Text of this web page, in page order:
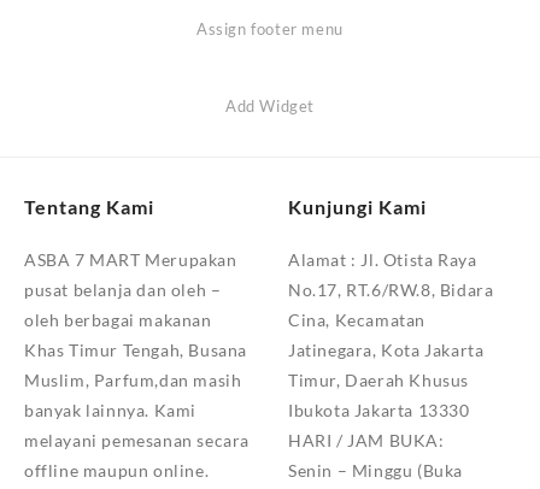
Assign footer menu
Add Widget
Tentang Kami
ASBA 7 MART Merupakan
pusat belanja dan oleh –
oleh berbagai makanan
Khas Timur Tengah, Busana
Muslim, Parfum,dan masih
banyak lainnya. Kami
melayani pemesanan secara
offline maupun online.
Kunjungi Kami
Alamat : Jl. Otista Raya
No.17, RT.6/RW.8, Bidara
Cina, Kecamatan
Jatinegara, Kota Jakarta
Timur, Daerah Khusus
Ibukota Jakarta 13330
HARI / JAM BUKA:
Senin – Minggu (Buka